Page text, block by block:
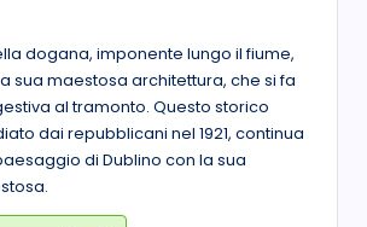
dogana, imponente lungo il fiume,
sua maestosa architettura, che si fa
al tramonto. Questo storico
dai repubblicani nel 1921, continua
di Dublino con la sua